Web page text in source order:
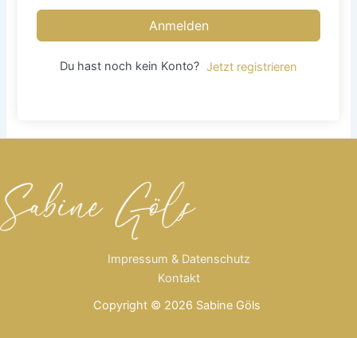
Anmelden
Du hast noch kein Konto? Jetzt registrieren
Impressum & Datenschutz
Kontakt
Copyright © 2026 Sabine Göls